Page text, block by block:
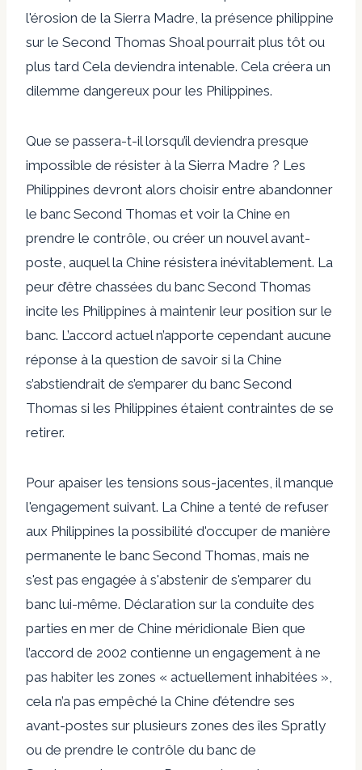
l'érosion de la Sierra Madre, la présence philippine
sur le Second Thomas Shoal pourrait plus tôt ou
plus tard Cela deviendra intenable. Cela créera un
dilemme dangereux pour les Philippines.
Que se passera-t-il lorsqu’il deviendra presque
impossible de résister à la Sierra Madre ? Les
Philippines devront alors choisir entre abandonner
le banc Second Thomas et voir la Chine en
prendre le contrôle, ou créer un nouvel avant-
poste, auquel la Chine résistera inévitablement. La
peur d’être chassées du banc Second Thomas
incite les Philippines à maintenir leur position sur le
banc. L’accord actuel n’apporte cependant aucune
réponse à la question de savoir si la Chine
s’abstiendrait de s’emparer du banc Second
Thomas si les Philippines étaient contraintes de se
retirer.
Pour apaiser les tensions sous-jacentes, il manque
l'engagement suivant. La Chine a tenté de refuser
aux Philippines la possibilité d'occuper de manière
permanente le banc Second Thomas, mais ne
s'est pas engagée à s'abstenir de s'emparer du
banc lui-même. Déclaration sur la conduite des
parties en mer de Chine méridionale Bien que
l’accord de 2002 contienne un engagement à ne
pas habiter les zones « actuellement inhabitées »,
cela n’a pas empêché la Chine d’étendre ses
avant-postes sur plusieurs zones des îles Spratly
ou de prendre le contrôle du banc de